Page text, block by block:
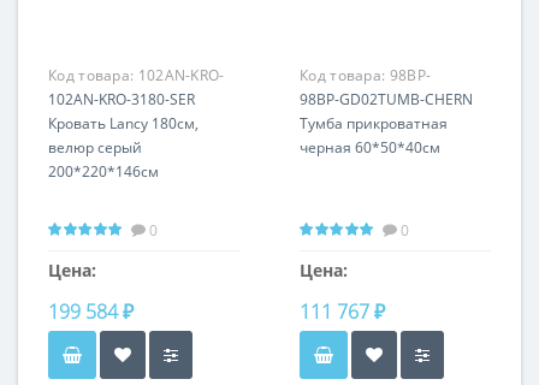
Код товара: 102AN-KRO-
3180-SER
102AN-KRO-3180-SER
Кровать Lancy 180см,
велюр серый
200*220*146см
0
Цена:
199 584 ₽
Код товара: 98BP-
GD02TUMB-CHERN
98BP-GD02TUMB-CHERN
Тумба прикроватная
черная 60*50*40см
0
Цена:
111 767 ₽